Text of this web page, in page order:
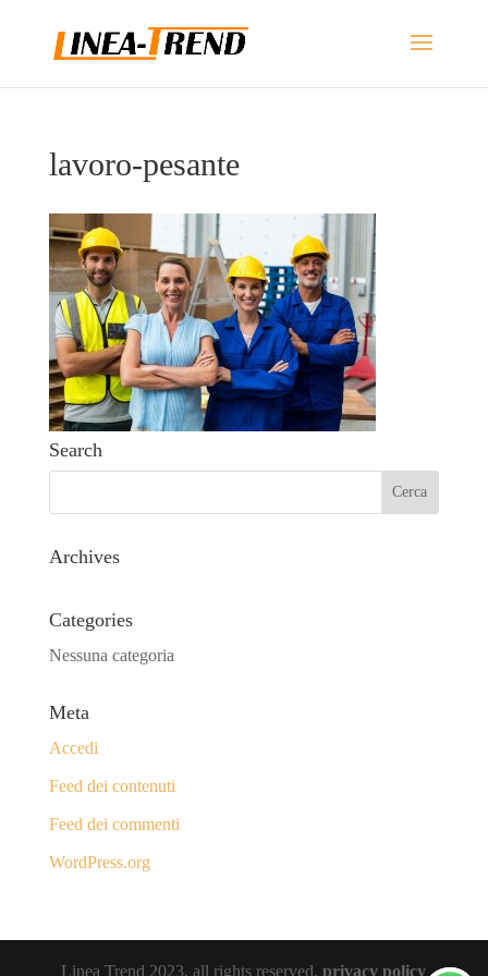
lavoro-pesante
Search
Archives
Categories
Nessuna categoria
Meta
Accedi
Feed dei contenuti
Feed dei commenti
WordPress.org
Linea Trend 2023, all rights reserved.privacy policy